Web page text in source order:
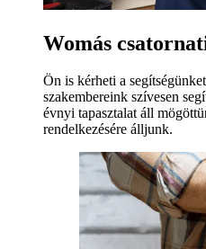
Womás
Ön is kérheti a
szakembereink szívesen
évnyi tapasztalat áll
rendelkezésére álljunk.